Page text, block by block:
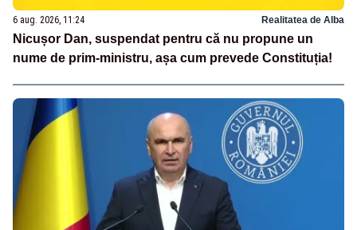
6 aug. 2026, 11:24 Realitatea de Alba
Nicușor Dan, suspendat pentru că nu propune un
nume de prim-ministru, așa cum prevede Constituția!